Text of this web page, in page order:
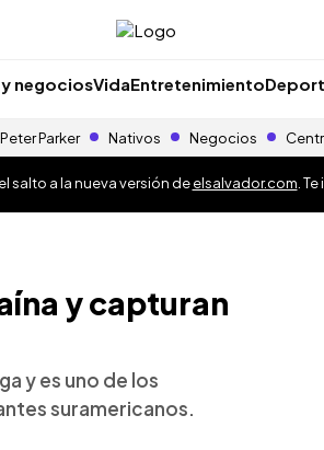
negociosVidaEntretenimiento
Peter Parker Nativos Negocios
salto a la nueva versión deelsalvador.com .
y capturan
y es uno de los
suramericanos.